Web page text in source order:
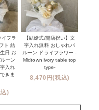
ーケ
イフラ
ト 結
日 お
ーン
入れ
きま
)
【結婚式/開店祝い】文
字入れ無料 おしゃれバ
ルーン ドライフラワー -
Midtown ivory table top
type-
8,470円(税込)